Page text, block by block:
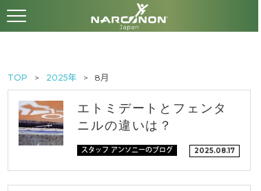
TOP 2025年 8月
エトミデートとフェンタ
ニルの違いは？
スタッフ アンソニーのブログ 2025.08.17